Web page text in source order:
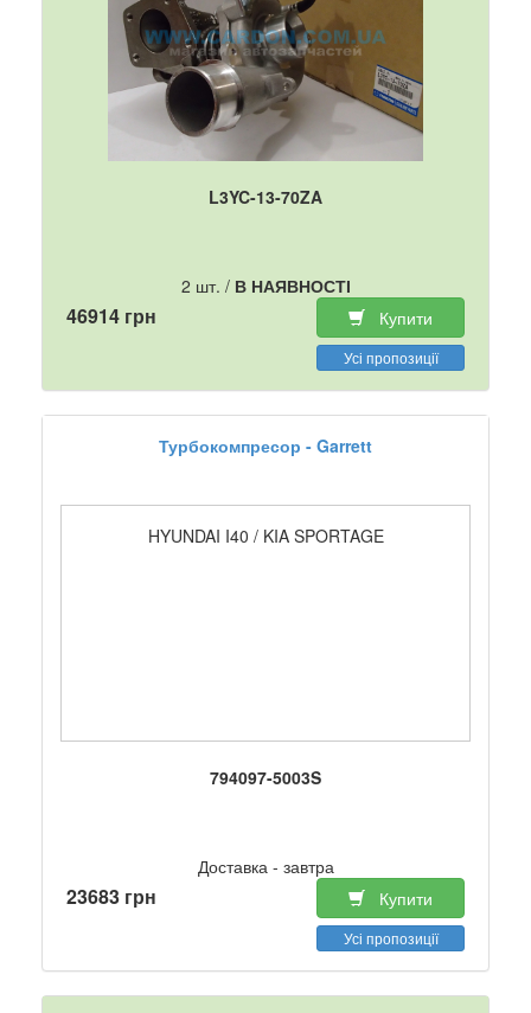
L3YC-13-70ZA
2 шт. / В НАЯВНОСТІ
46914 грн Купити
Усі пропозиції
Турбокомпресор - Garrett
HYUNDAI I40 / KIA SPORTAGE
794097-5003S
Доставка - завтра
23683 грн Купити
Усі пропозиції